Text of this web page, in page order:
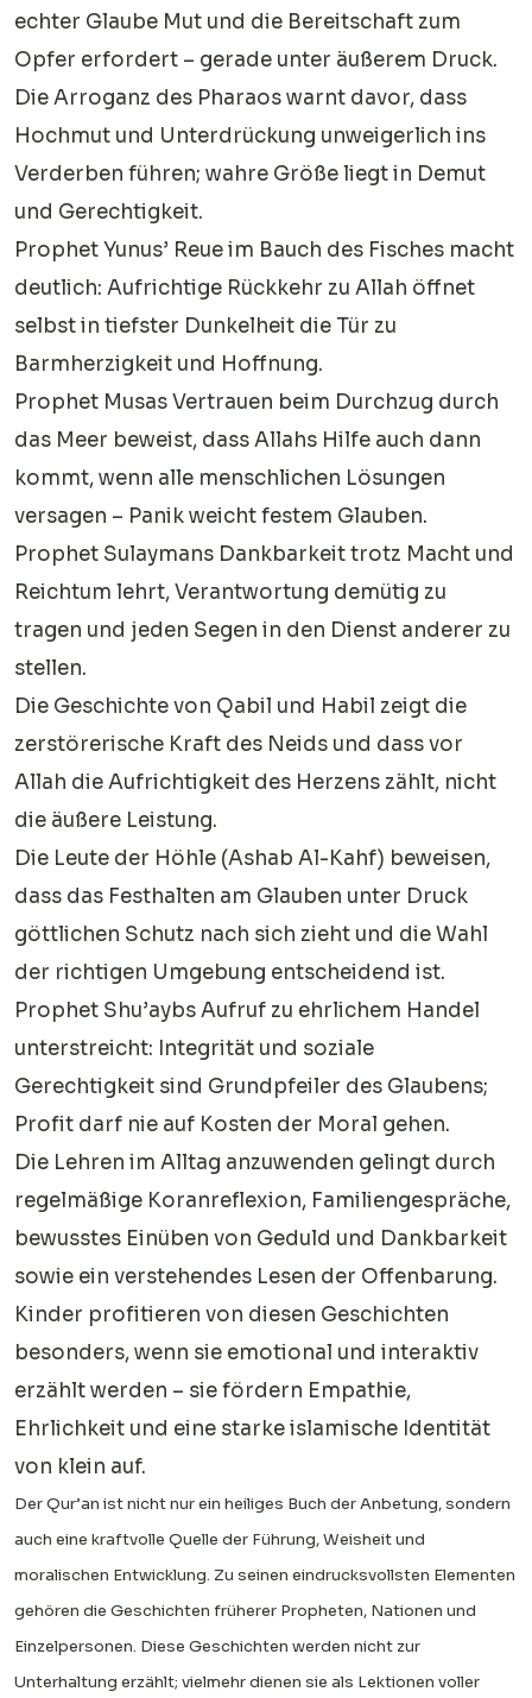
echter Glaube Mut und die Bereitschaft zum
Opfer erfordert – gerade unter äußerem Druck.
Die Arroganz des Pharaos warnt davor, dass
Hochmut und Unterdrückung unweigerlich ins
Verderben führen; wahre Größe liegt in Demut
und Gerechtigkeit.
Prophet Yunus’ Reue im Bauch des Fisches macht
deutlich: Aufrichtige Rückkehr zu Allah öffnet
selbst in tiefster Dunkelheit die Tür zu
Barmherzigkeit und Hoffnung.
Prophet Musas Vertrauen beim Durchzug durch
das Meer beweist, dass Allahs Hilfe auch dann
kommt, wenn alle menschlichen Lösungen
versagen – Panik weicht festem Glauben.
Prophet Sulaymans Dankbarkeit trotz Macht und
Reichtum lehrt, Verantwortung demütig zu
tragen und jeden Segen in den Dienst anderer zu
stellen.
Die Geschichte von Qabil und Habil zeigt die
zerstörerische Kraft des Neids und dass vor
Allah die Aufrichtigkeit des Herzens zählt, nicht
die äußere Leistung.
Die Leute der Höhle (Ashab Al-Kahf) beweisen,
dass das Festhalten am Glauben unter Druck
göttlichen Schutz nach sich zieht und die Wahl
der richtigen Umgebung entscheidend ist.
Prophet Shu’aybs Aufruf zu ehrlichem Handel
unterstreicht: Integrität und soziale
Gerechtigkeit sind Grundpfeiler des Glaubens;
Profit darf nie auf Kosten der Moral gehen.
Die Lehren im Alltag anzuwenden gelingt durch
regelmäßige Koranreflexion, Familiengespräche,
bewusstes Einüben von Geduld und Dankbarkeit
sowie ein verstehendes Lesen der Offenbarung.
Kinder profitieren von diesen Geschichten
besonders, wenn sie emotional und interaktiv
erzählt werden – sie fördern Empathie,
Ehrlichkeit und eine starke islamische Identität
von klein auf.
Der Qur’an ist nicht nur ein heiliges Buch der Anbetung, sondern
auch eine kraftvolle Quelle der Führung, Weisheit und
moralischen Entwicklung. Zu seinen eindrucksvollsten Elementen
gehören die Geschichten früherer Propheten, Nationen und
Einzelpersonen. Diese Geschichten werden nicht zur
Unterhaltung erzählt; vielmehr dienen sie als Lektionen voller